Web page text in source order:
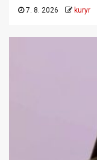
7. 8. 2026 kuryr